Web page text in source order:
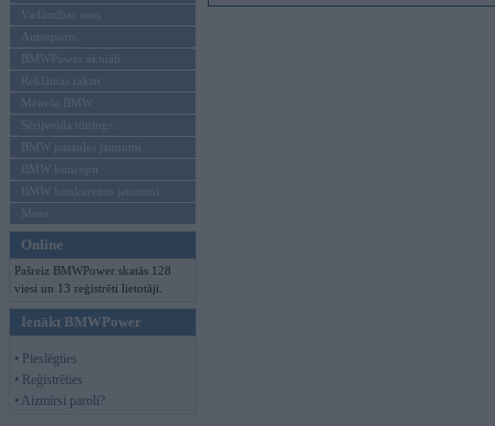
Vadāmības tests
Autosports
BMWPower aktuāli
Reklāmas raksti
Mēneša BMW
Sērijveida tūnings
BMW pasaules jaunumi
BMW koncepti
BMW konkurentu jaunumi
Moto
Online
Pašreiz BMWPower skatās 128
viesi un 13 reģistrēti lietotāji.
Ienākt BMWPower
• Pieslēgties
• Reģistrēties
• Aizmirsi paroli?